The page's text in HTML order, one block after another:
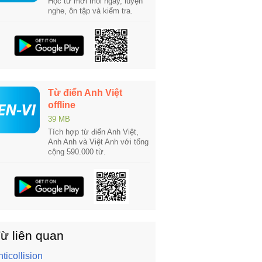
nghe, ôn tập và kiểm tra.
Từ điển Anh Việt
offline
39 MB
Tích hợp từ điển Anh Việt,
Anh Anh và Việt Anh với tổng
cộng 590.000 từ.
liên quan